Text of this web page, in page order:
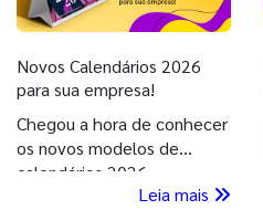
Novos Calendários 2026
para sua empresa!
Chegou a hora de conhecer
os novos modelos de
calendários 2026
personalizados da GIV, para
Leia mais